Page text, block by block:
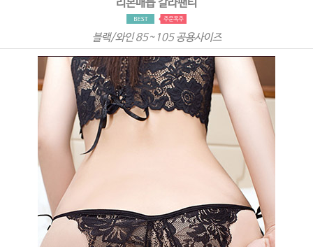
리본매듭 갈라팬티
블랙/와인 85~105 공용사이즈